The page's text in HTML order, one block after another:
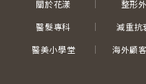
關於花漾 整形
醫髮專科
減重抗
醫美小學堂
海外顧